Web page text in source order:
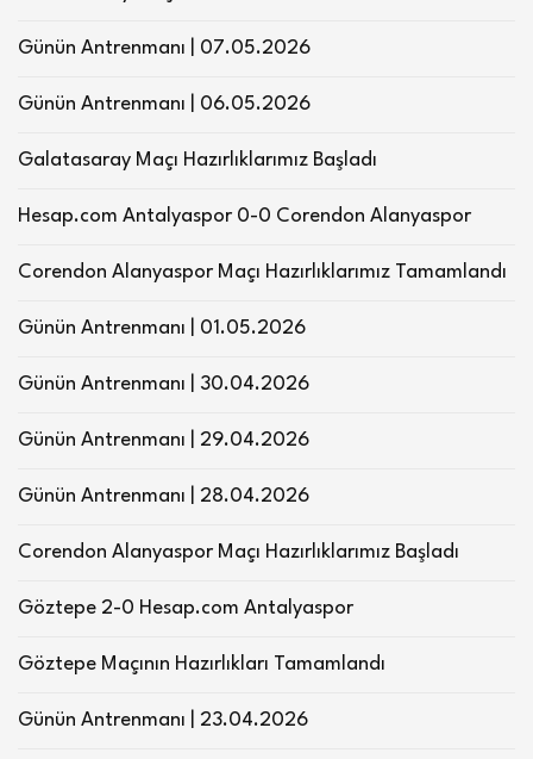
Günün Antrenmanı | 07.05.2026
Günün Antrenmanı | 06.05.2026
Galatasaray Maçı Hazırlıklarımız Başladı
Hesap.com Antalyaspor 0-0 Corendon Alanyaspor
Corendon Alanyaspor Maçı Hazırlıklarımız Tamamlandı
Günün Antrenmanı | 01.05.2026
Günün Antrenmanı | 30.04.2026
Günün Antrenmanı | 29.04.2026
Günün Antrenmanı | 28.04.2026
Corendon Alanyaspor Maçı Hazırlıklarımız Başladı
Göztepe 2-0 Hesap.com Antalyaspor
Göztepe Maçının Hazırlıkları Tamamlandı
Günün Antrenmanı | 23.04.2026